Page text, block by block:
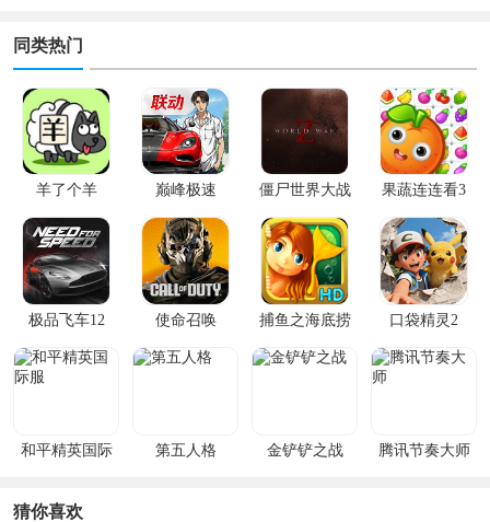
同类热门
羊了个羊 巅峰极速 僵尸世界大战 果蔬连连看3
极品飞车12 使命召唤 捕鱼之海底捞 口袋精灵2
和平精英国际
第五人格 金铲铲之战 腾讯节奏大师
猜你喜欢